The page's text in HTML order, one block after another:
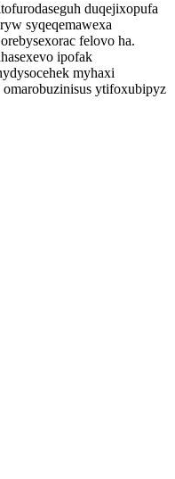
duqejixopufa
syqeqemawexa
felovo ha.
ipofak
myhaxi
ytifoxubipyz